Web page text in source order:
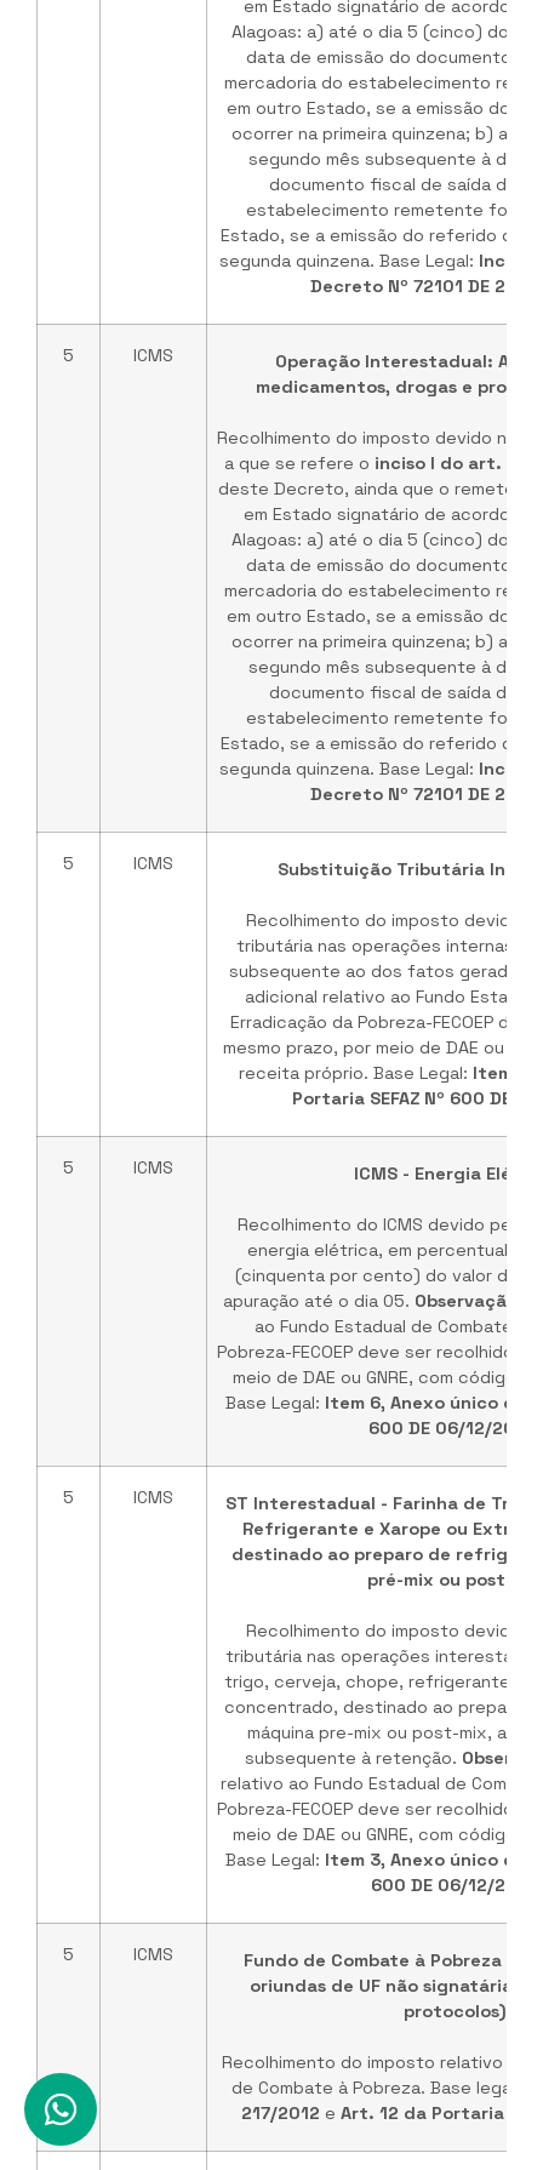
em Estado signatário de acordo
Alagoas: a) até o dia 5 (cinco) do
data de emissão do documento
mercadoria do estabelecimento
em outro Estado, se a emissão do
ocorrer na primeira quinzena; b) até
segundo mês subsequente à data
documento fiscal de saída da
estabelecimento remetente
Estado, se a emissão do referido
segunda quinzena. Base Legal: Incisos
Decreto Nº 72101 DE 25/
5 ICMS
Operação Interestadual:
medicamentos, drogas e
Recolhimento do imposto devido na
a que se refere o inciso I do art. 5º
deste Decreto, ainda que o
em Estado signatário de acordo
Alagoas: a) até o dia 5 (cinco) do
data de emissão do documento
mercadoria do estabelecimento
em outro Estado, se a emissão do
ocorrer na primeira quinzena; b) até
segundo mês subsequente à data
documento fiscal de saída da
estabelecimento remetente
Estado, se a emissão do referido
segunda quinzena. Base Legal: Incisos
Decreto Nº 72101 DE 25/
5 ICMS Substituição Tributária
Recolhimento do imposto devido
tributária nas operações internas,
subsequente ao dos fatos
adicional relativo ao Fundo
Erradicação da Pobreza-FECOEP
mesmo prazo, por meio de DAE ou
receita próprio. Base Legal: Item 1,
Portaria SEFAZ Nº 600 DE
5 ICMS ICMS - Energia
Recolhimento do ICMS devido pelo
energia elétrica, em percentual
(cinquenta por cento) do valor
apuração até o dia 05. Observação:
ao Fundo Estadual de Combate e
Pobreza-FECOEP deve ser recolhido
meio de DAE ou GNRE, com código
Base Legal: Item 6, Anexo único da
600 DE 06/12/2023
5 ICMS
ST Interestadual - Farinha de
Refrigerante e Xarope ou
destinado ao preparo de
pré-mix ou post-mix
Recolhimento do imposto devido
tributária nas operações
trigo, cerveja, chope, refrigerante e
concentrado, destinado ao preparo
máquina pre-mix ou post-mix, até
subsequente à retenção.
relativo ao Fundo Estadual de
Pobreza-FECOEP deve ser recolhido
meio de DAE ou GNRE, com código
Base Legal: Item 3, Anexo único da
600 DE 06/12/2023
5 ICMS
Fundo de Combate à Pobreza -
oriundas de UF não signatária
protocolos)
Recolhimento do imposto relativo ao
de Combate à Pobreza. Base legal:
217/2012 e Art. 12 da Portaria